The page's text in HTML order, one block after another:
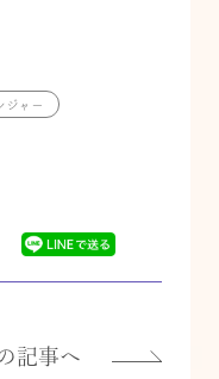
ジャー
記事へ